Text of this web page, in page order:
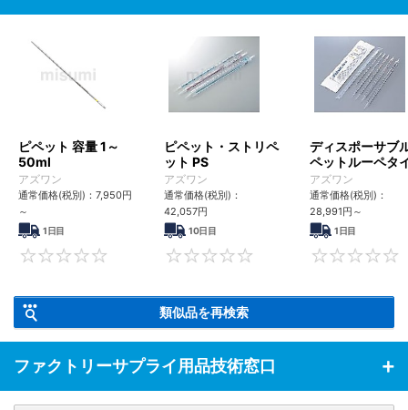
ピペット 容量 1～
50ml
アズワン
通常価格(税別)： 7,950円
～
1日目
0
ピペット・ストリペ
ット PS
アズワン
通常価格(税別)：
42,057円
10日目
0
ディスポーサブ
ペットルーペタ
アズワン
通常価格(税別)：
28,991円 ～
1日目
類似品を再検索
ファクトリーサプライ用品技術窓口